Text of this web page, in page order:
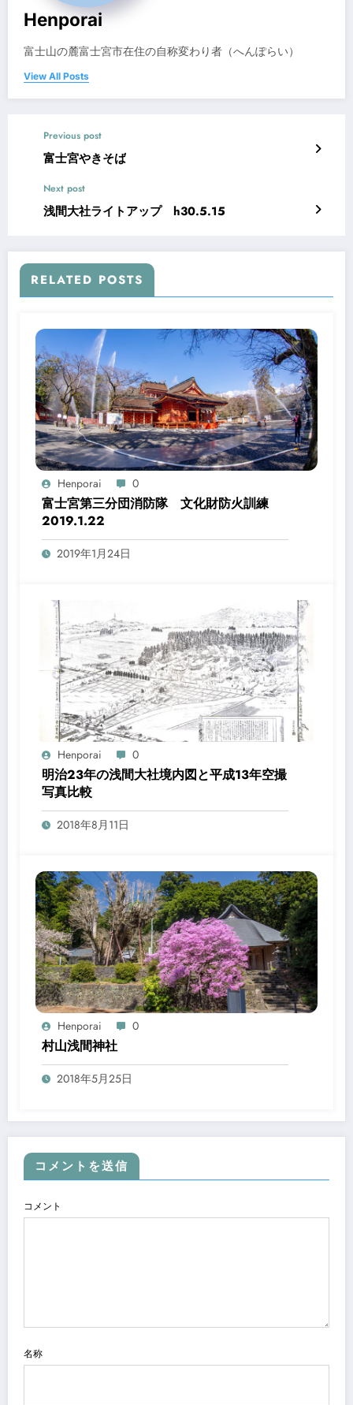
Henporai
富士山の麓富士宮市在住の自称変わり者（へんぽらい）
View All Posts
Previous post
富士宮やきそば
Next post
浅間大社ライトアップ h30.5.15
RELATED POSTS
Henporai 0
富士宮第三分団消防隊 文化財防火訓練
2019.1.22
2019年1月24日
Henporai 0
明治23年の浅間大社境内図と平成13年空撮
写真比較
2018年8月11日
Henporai 0
村山浅間神社
2018年5月25日
コメントを送信
コメント
名称